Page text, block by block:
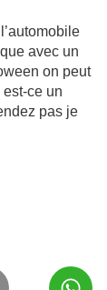
avec un
on peut
ce un
pas je